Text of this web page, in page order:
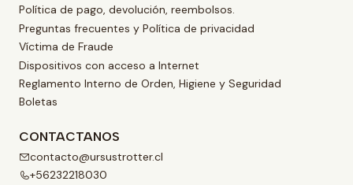
Política de pago, devolución, reembolsos.
Preguntas frecuentes y Política de privacidad
Víctima de Fraude
Dispositivos con acceso a Internet
Reglamento Interno de Orden, Higiene y Seguridad
Boletas
CONTACTANOS
contacto@ursustrotter.cl
+56232218030